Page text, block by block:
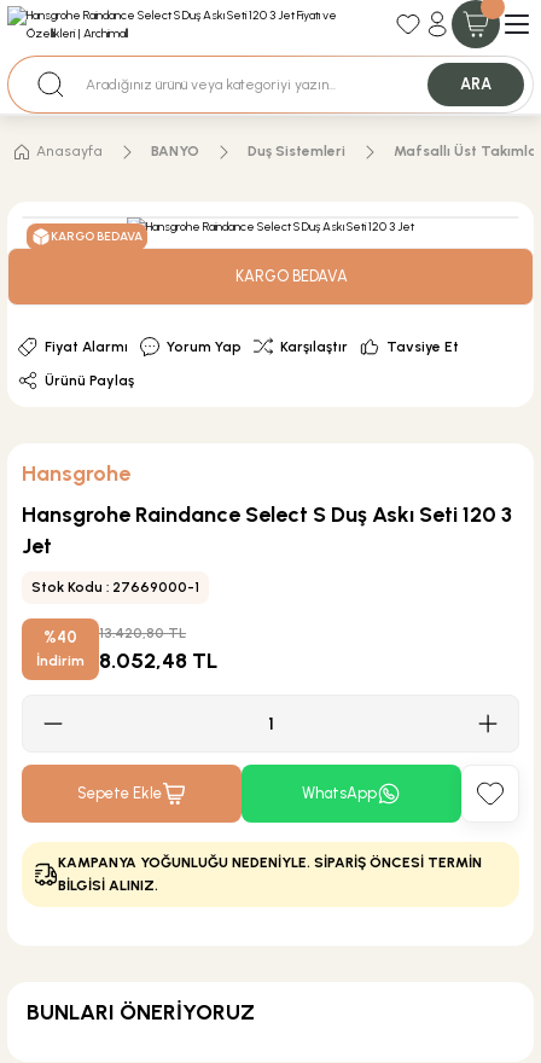
35+ Yıllık Tecrübe
Nakit Ödemeli Özel Fiyatlar için Bizden Teklif Alabilirsiniz.
ARA
Anasayfa BANYO Duş Sistemleri Mafsallı Üst
KARGO BEDAVA
KARGO BEDAVA
Fiyat Alarmı Yorum Yap Karşılaştır
Tavsiye Et
Ürünü Paylaş
Hansgrohe
Hansgrohe Raindance Select S Duş Askı Seti 120 3
Jet
Stok Kodu : 27669000-1
%40
İndirim
13.420,80 TL
8.052,48 TL
Sepete Ekle WhatsApp
KAMPANYA YOĞUNLUĞU NEDENİYLE. SİPARİŞ ÖNCESİ TERMİN
BİLGİSİ ALINIZ.
BUNLARI ÖNERİYORUZ